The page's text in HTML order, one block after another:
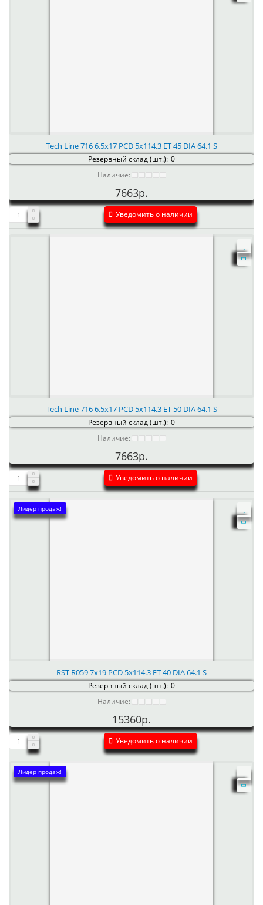
Tech Line 716 6.5x17 PCD 5x114.3 ET 45 DIA 64.1 S
Резервный склад (шт.): 0
Наличие:
7663р.
Уведомить о наличии
Tech Line 716 6.5x17 PCD 5x114.3 ET 50 DIA 64.1 S
Резервный склад (шт.): 0
Наличие:
7663р.
Уведомить о наличии
Лидер продаж!
RST R059 7x19 PCD 5x114.3 ET 40 DIA 64.1 S
Резервный склад (шт.): 0
Наличие:
15360р.
Уведомить о наличии
Лидер продаж!